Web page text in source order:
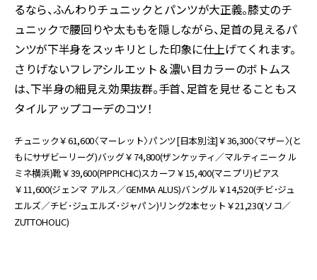
るなら、ふんわりチュニックとパンツが大正義。膝丈のチ
ュニックで腰回りや太ももを隠しながら、足首の見えるパ
ンツが下半身をスッキリとした印象に仕上げてくれます。
さりげないフレアシルエット＆濃い目カラーのボトムス
は、下半身の細見え効果抜群。手首、足首を見せることもス
タイルアップコーデのコツ！
チュニック￥61,600〈マーレット〉パンツ[日本別注]￥36,300〈マザー〉(と
もにサザビーリーグ)バッグ￥74,800(ザンケッティ／マルティニーク ル
ミネ横浜)靴￥39,600(PIPPICHIC)スカーフ￥15,400(マニプリ)ピアス
￥11,600(ジェンマ アルス／GEMMA ALUS)バングル￥14,520(チビ･ジュ
エルズ／チビ･ジュエルズ･ジャパン)リング2本セット￥21,230(ソコ／
ZUTTOHOLIC)